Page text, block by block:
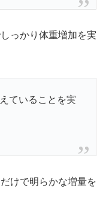
っかり体重増加を実
ていることを実
けで明らかな増量を